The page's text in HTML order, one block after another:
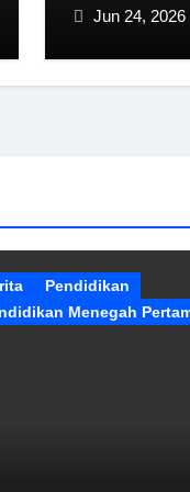
Kinerja
Jun 24, 2026
Pendidikan
Menegah